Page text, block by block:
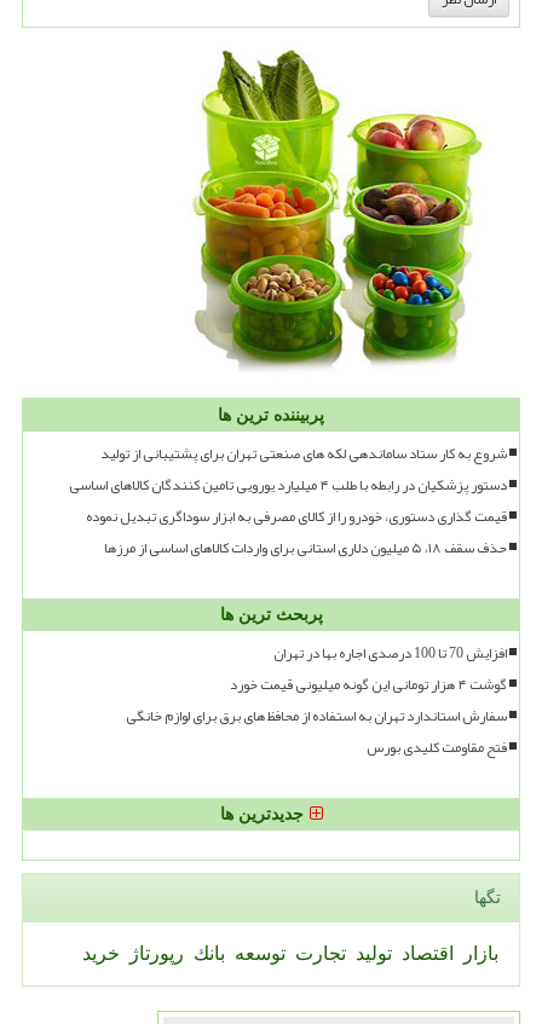
پربیننده ترین ها
شروع به کار ستاد ساماندهی لکه های صنعتی تهران برای پشتیبانی از تولید
دستور پزشکیان در رابطه با طلب ۴ میلیارد یورویی تامین کنندگان کالاهای اساسی
قیمت گذاری دستوری، خودرو را از کالای مصرفی به ابزار سوداگری تبدیل نموده
حذف سقف ۱۸، ۵ میلیون دلاری استانی برای واردات کالاهای اساسی از مرزها
پربحث ترین ها
افزایش 70 تا 100 درصدی اجاره بها در تهران
گوشت ۴ هزار تومانی این گونه میلیونی قیمت خورد
سفارش استاندارد تهران به استفاده از محافظ های برق برای لوازم خانگی
فتح مقاومت کلیدی بورس
جدیدترین ها
تگها
بازار اقتصاد تولید تجارت توسعه بانك رپورتاژ خرید